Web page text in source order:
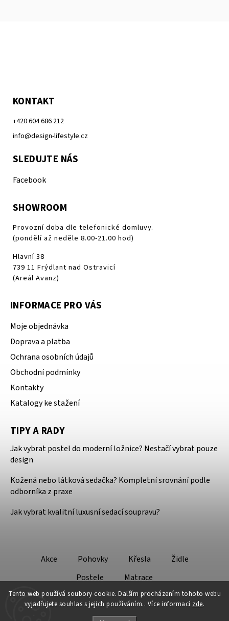
Tento web používá soubory cookie. Dalším procházením tohoto webu
vyjadřujete souhlas s jejich používáním.. Více informací zde.
KONTAKT
+420 604 686 212
info@design-lifestyle.cz
SLEDUJTE NÁS
Facebook
SHOWROOM
Provozní doba dle telefonické domluvy.
(pondělí až neděle 8.00-21.00 hod)
Hlavní 38
739 11 Frýdlant nad Ostravicí
(Areál Avanz)
INFORMACE PRO VÁS
Moje objednávka
Doprava a platba
Ochrana osobních údajů
Obchodní podmínky
Kontakty
Katalogy ke stažení
TIPY A RADY
Jak vybrat postel do moderní ložnice? Nestačí vybrat pouze
design
Kožená nebo látková sedačka? Kompletní srovnání podle
odborníka z praxe
Jak vybrat kvalitní luxusní sedací soupravu?
Akce Pohovky Křesla
Židle
Postele
Matrace